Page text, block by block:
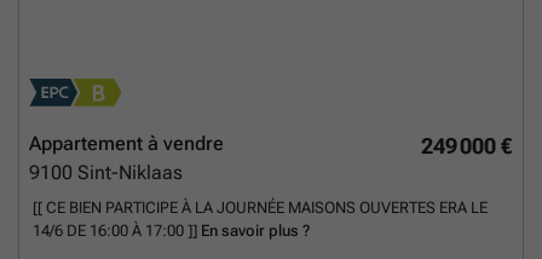
249 000 €
Appartement à vendre
9100 Sint-Niklaas
[[ CE BIEN PARTICIPE À LA JOURNÉE MAISONS OUVERTES ERA LE
14/6 DE 16:00 À 17:00 ]] En savoir plus ?